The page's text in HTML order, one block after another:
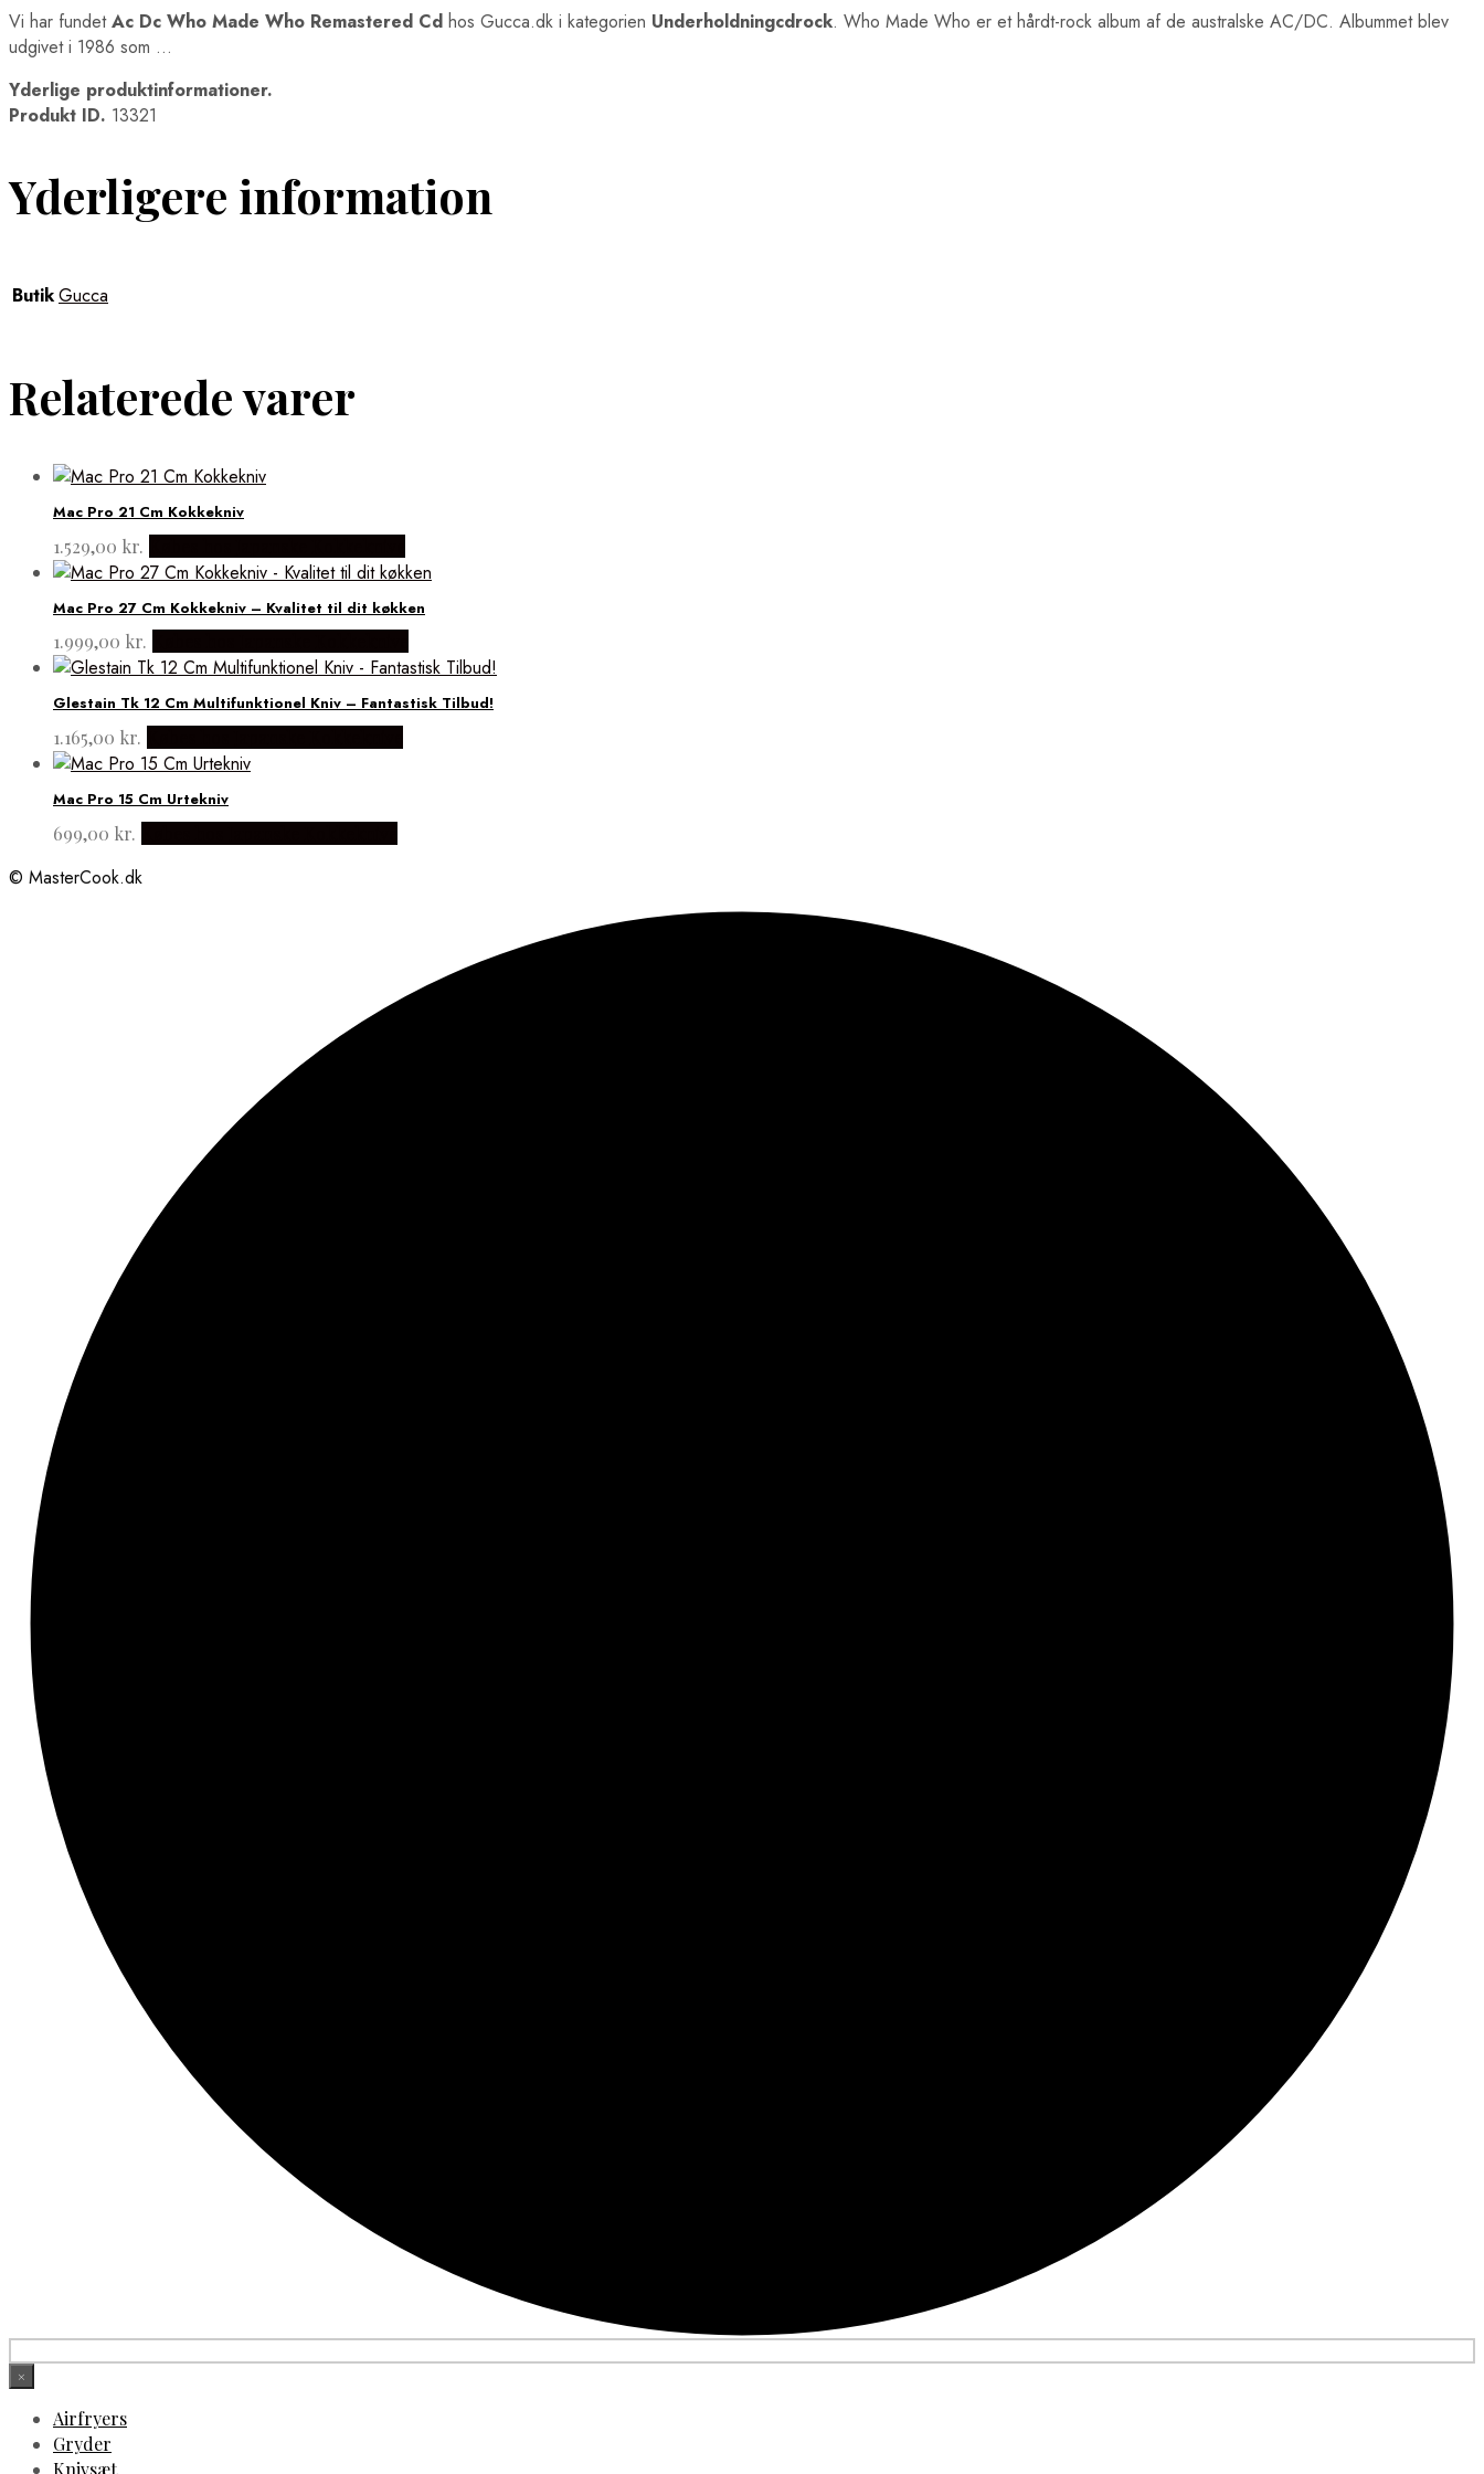
Vi har fundetAc Dc Who Made Who Remastered Cd hos Gucca.dk i kategorien Underholdningcdrock. Who Made Who er et hårdt-rock album af de australske AC/DC. Albummet blev
udgivet i 1986 som …
Yderlige produktinformationer.
Produkt ID. 13321
Yderligere information
ButikGucca
Relaterede varer
Mac Pro 21 Cm Kokkekniv
1.529,00 kr.
Mac Pro 27 Cm Kokkekniv – Kvalitet til dit køkken
1.999,00 kr.
Glestain Tk 12 Cm Multifunktionel Kniv – Fantastisk Tilbud!
1.165,00 kr.
Mac Pro 15 Cm Urtekniv
699,00 kr.
© MasterCook.dk
×
Airfryers
Gryder
Knivsæt